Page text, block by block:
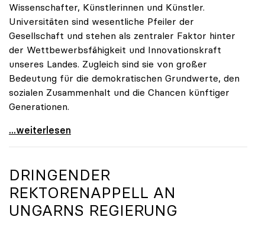
Wissenschafter, Künstlerinnen und Künstler.
Universitäten sind wesentliche Pfeiler der
Gesellschaft und stehen als zentraler Faktor hinter
der Wettbewerbsfähigkeit und Innovationskraft
unseres Landes. Zugleich sind sie von großer
Bedeutung für die demokratischen Grundwerte, den
sozialen Zusammenhalt und die Chancen künftiger
Generationen.
10 Fragen zu Universitäten – Parteien geben
...weiterlesen
DRINGENDER
REKTORENAPPELL AN
UNGARNS REGIERUNG